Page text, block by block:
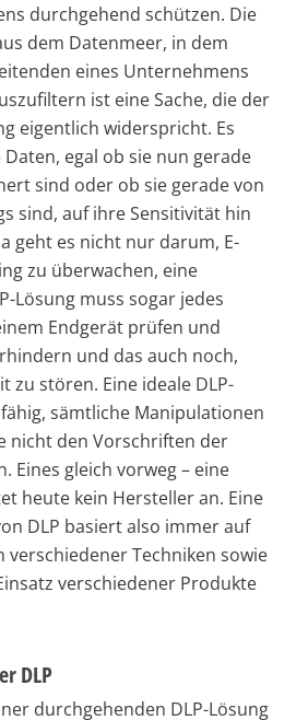
durchgehend schützen. Die
dem Datenmeer, in dem
eines Unternehmens
ist eine Sache, die der
eigentlich widerspricht. Es
egal ob sie nun gerade
sind oder ob sie gerade von
sind, auf ihre Sensitivität hin
geht es nicht nur darum, E-
zu überwachen, eine
Lösung muss sogar jedes
Endgerät prüfen und
und das auch noch,
zu stören. Eine ideale DLP-
sämtliche Manipulationen
nicht den Vorschriften der
Eines gleich vorweg – eine
heute kein Hersteller an. Eine
DLP basiert also immer auf
Techniken sowie
verschiedener Produkte
DLP
durchgehenden DLP-Lösung